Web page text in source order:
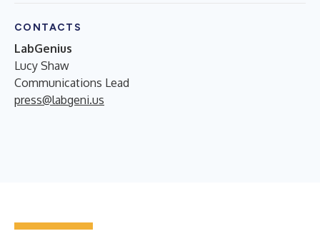
CONTACTS
LabGenius
Lucy Shaw
Communications Lead
press@labgeni.us